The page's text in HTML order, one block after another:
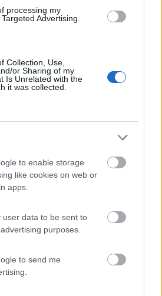
processing my
Advertising.
Collection, Use,
or Sharing of my
Is Unrelated with the
it was collected.
to enable storage
like cookies on web or
apps.
user data to be sent to
purposes.
to send me
07/09/2017 20:43
è situato vicino al lago
Pulizia
nei dintorni
Campeggio Giglio
Gargnano